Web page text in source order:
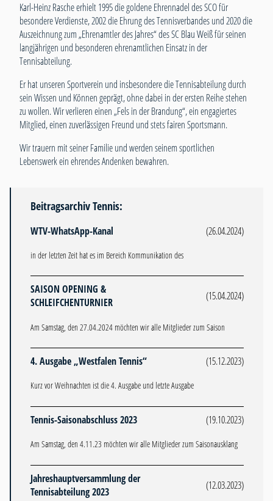
Karl-Heinz Rasche erhielt 1995 die goldene Ehrennadel des SCO für
besondere Verdienste, 2002 die Ehrung des Tennisverbandes und 2020 die
Auszeichnung zum „Ehrenamtler des Jahres“ des SC Blau Weiß für seinen
langjährigen und besonderen ehrenamtlichen Einsatz in der
Tennisabteilung.
Er hat unseren Sportverein und insbesondere die Tennisabteilung durch
sein Wissen und Können geprägt, ohne dabei in der ersten Reihe stehen
zu wollen. Wir verlieren einen „Fels in der Brandung“, ein engagiertes
Mitglied, einen zuverlässigen Freund und stets fairen Sportsmann.
Wir trauern mit seiner Familie und werden seinem sportlichen
Lebenswerk ein ehrendes Andenken bewahren.
Beitragsarchiv Tennis:
WTV-WhatsApp-Kanal (26.04.2024)
in der letzten Zeit hat es im Bereich Kommunikation des
SAISON OPENING &
SCHLEIFCHENTURNIER
(15.04.2024)
Am Samstag, den 27.04.2024 möchten wir alle Mitglieder zum Saison
4. Ausgabe „Westfalen Tennis“ (15.12.2023)
Kurz vor Weihnachten ist die 4. Ausgabe und letzte Ausgabe
Tennis-Saisonabschluss 2023 (19.10.2023)
Am Samstag, den 4.11.23 möchten wir alle Mitglieder zum Saisonausklang
Jahreshauptversammlung der
Tennisabteilung 2023
(12.03.2023)